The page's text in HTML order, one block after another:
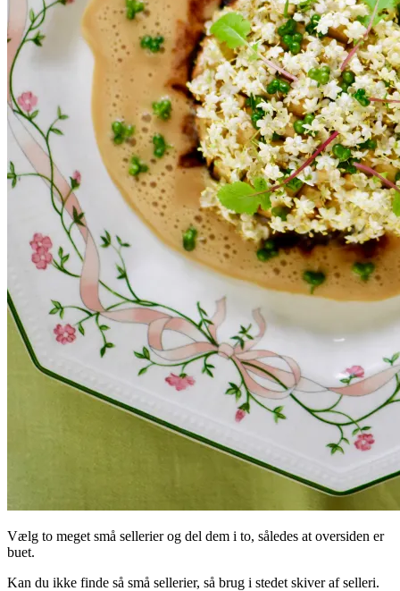
Vælg to meget små sellerier og del dem i to, således at oversiden er
buet.
Kan du ikke finde så små sellerier, så brug i stedet skiver af selleri.